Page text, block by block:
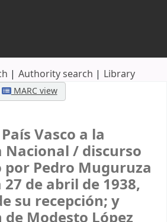
Authority search Library
MARC view
Vasco a la
/discurso
Pedro Muguruza
de abril de 1938,
su recepción; y